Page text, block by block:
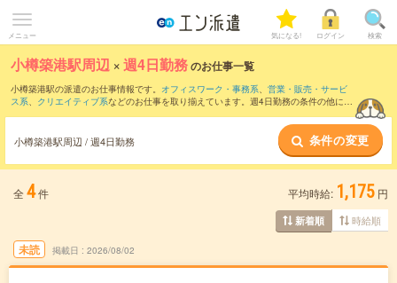
メニュー 気になる! ログイン 検索
小樽築港駅周辺 ×週4日勤務のお仕事一覧
小樽築港駅の派遣のお仕事情報です。 オフィスワーク・事務系、 営業・販売・サービ
ス系、 クリエイティブ系などのお仕事を取り揃えています。週4日勤務の条件の他に、
小樽築港駅周辺 / 週4日勤務 条件の変更
全 4件 平均時給: 1,175 円
新着順 時給順
未読 掲載日 2026/08/02